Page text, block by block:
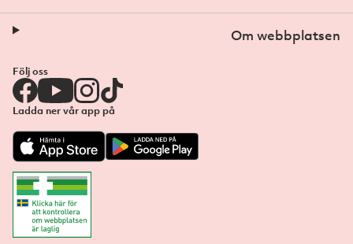
Om webbplatsen
Följ oss
Ladda ner vår app på